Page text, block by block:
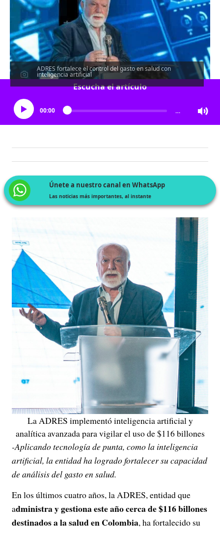
ADRES fortalece el control del gasto en salud con
inteligencia artificial
Escucha el artículo
00:00 …
Únete a nuestro canal en WhatsApp
Las noticias más importantes, al instante
La ADRES implementó inteligencia artificial y
analítica avanzada para vigilar el uso de $116 billones
-Aplicando tecnología de punta, como la inteligencia
artificial, la entidad ha logrado fortalecer su capacidad
de análisis del gasto en salud.
En los últimos cuatro años, la ADRES, entidad que
administra y gestiona este año cerca de $116 billones
destinados a la salud en Colombia, ha fortalecido su